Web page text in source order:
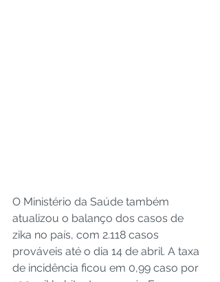
O Ministério da Saúde também
atualizou o balanço dos casos de
zika no país, com 2.118 casos
prováveis até o dia 14 de abril. A taxa
de incidência ficou em 0,99 caso por